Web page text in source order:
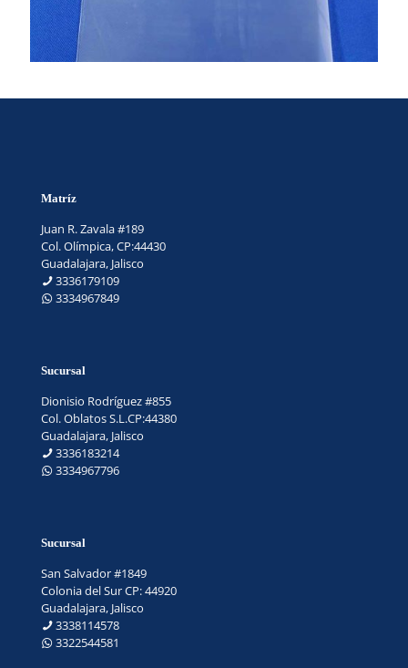
Matríz
Juan R. Zavala #189
Col. Olímpica, CP:44430
Guadalajara, Jalisco
3336179109
3334967849
Sucursal
Dionisio Rodríguez #855
Col. Oblatos S.L.CP:44380
Guadalajara, Jalisco
3336183214
3334967796
Sucursal
San Salvador #1849
Colonia del Sur CP: 44920
Guadalajara, Jalisco
3338114578
3322544581